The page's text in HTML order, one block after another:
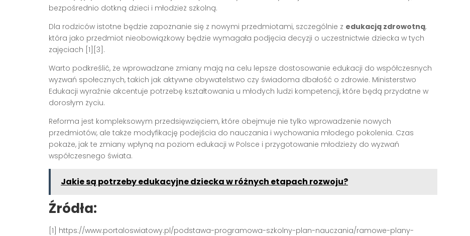
bezpośrednio dotkną dzieci i młodzież szkolną.
Dla rodziców istotne będzie zapoznanie się z nowymi przedmiotami, szczególnie z edukacją zdrowotną,
która jako przedmiot nieobowiązkowy będzie wymagała podjęcia decyzji o uczestnictwie dziecka w tych
zajęciach [1][3].
Warto podkreślić, że wprowadzane zmiany mają na celu lepsze dostosowanie edukacji do współczesnych
wyzwań społecznych, takich jak aktywne obywatelstwo czy świadoma dbałość o zdrowie. Ministerstwo
Edukacji wyraźnie akcentuje potrzebę kształtowania u młodych ludzi kompetencji, które będą przydatne w
dorosłym życiu.
Reforma jest kompleksowym przedsięwzięciem, które obejmuje nie tylko wprowadzenie nowych
przedmiotów, ale także modyfikację podejścia do nauczania i wychowania młodego pokolenia. Czas
pokaże, jak te zmiany wpłyną na poziom edukacji w Polsce i przygotowanie młodzieży do wyzwań
współczesnego świata.
Jakie są potrzeby edukacyjne dziecka w różnych etapach rozwoju?
Źródła:
[1] https://www.portaloswiatowy.pl/podstawa-programowa-szkolny-plan-nauczania/ramowe-plany-